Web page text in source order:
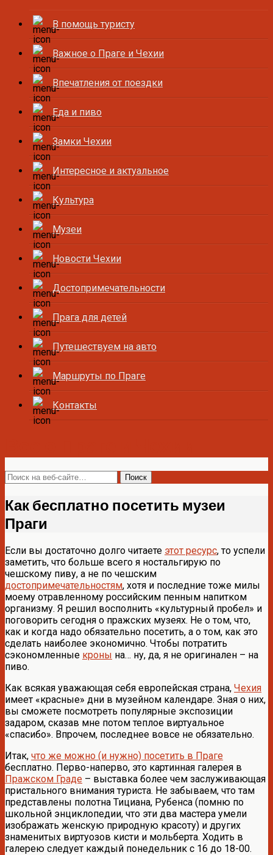
В помощь туристу
Важное о Праге и Чехии
Впечатления от поездки
Еда и пиво
Замки Чехии
Интересное и актуальное
Культура
Музеи
Новости Чехии
Достопримечательности
Прага для детей
Путешествуем на авто
Маршруты по Праге
Контакты
Как бесплатно посетить музеи
Праги
Если вы достаточно долго читаете этот ресурс, то успели
заметить, что больше всего я ностальгирую по
чешскому пиву, а не по чешским
достопримечательностям, хотя и последние тоже милы
моему отравленному российским пенным напитком
организму. Я решил восполнить «культурный пробел» и
поговорить сегодня о пражских музеях. Не о том, что,
как и когда надо обязательно посетить, а о том, как это
сделать наиболее экономично. Чтобы потратить
сэкономленные кроны на… ну, да, я не оригинален – на
пиво.
Как всякая уважающая себя европейская страна, Чехия
имеет «красные» дни в музейном календаре. Зная о них,
вы сможете посмотреть популярные экспозиции
задаром, сказав мне потом теплое виртуальное
«спасибо». Впрочем, последнее вовсе не обязательно.
Итак, что же можно (и нужно) посетить в Праге
бесплатно. Перво-наперво, это картинная галерея в
Пражском Граде – выставка более чем заслуживающая
пристального внимания туриста. Не забываем, что там
представлены полотна Тициана, Рубенса (помню по
школьной энциклопедии, что эти два мастера умели
изображать женскую природную красоту) и других
знаменитых виртуозов кисти и мольберта. Ходить в
галерею следует каждый понедельник с 16 до 18-00.